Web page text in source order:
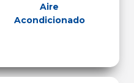
Aire
Acondicionado